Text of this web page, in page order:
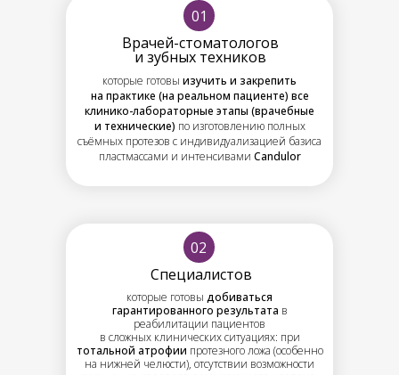
Специалистов
которые готовы добиваться
гарантированного результата в
реабилитации пациентов
в сложных клинических ситуациях: при
тотальной атрофии протезного ложа (особенно
на нижней челюсти), отсутствии возможности
02
Врачей-стоматологов
и зубных техников
которые готовы изучить и закрепить
на практике (на реальном пациенте) все
клинико-лабораторные этапы (врачебные
и технические) по изготовлению полных
съёмных протезов с индивидуализацией базиса
пластмассами и интенсивами Candulor
01